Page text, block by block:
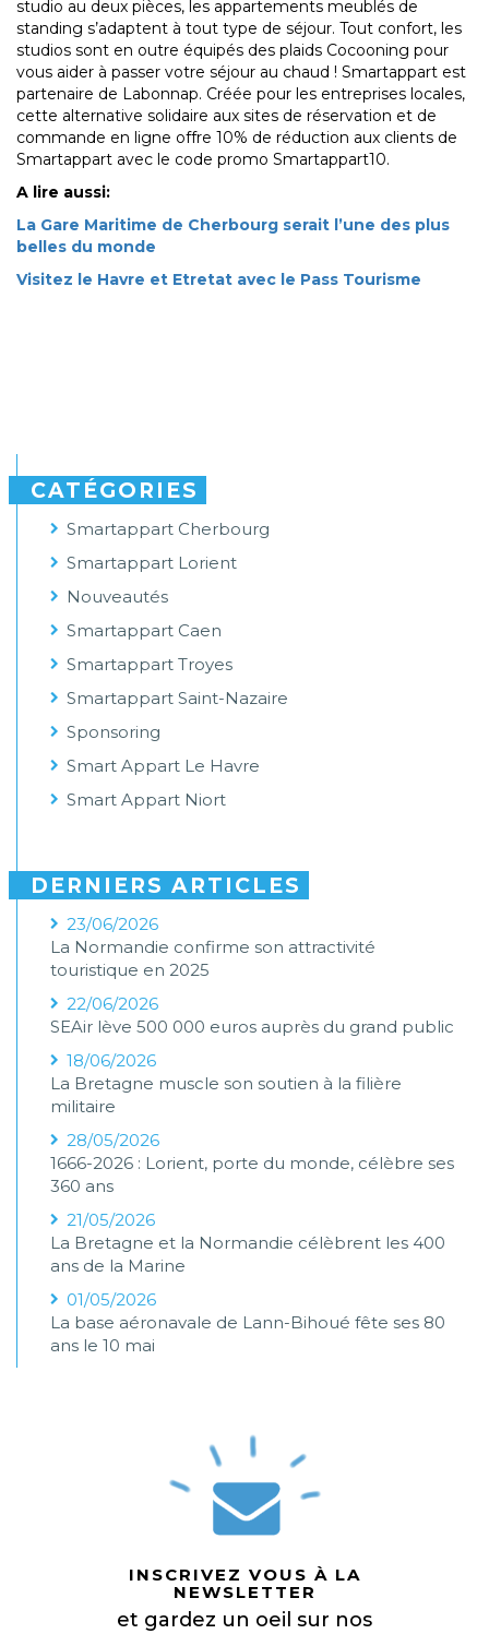
studio au deux pièces, les appartements meublés de
standing s’adaptent à tout type de séjour. Tout confort, les
studios sont en outre équipés des plaids Cocooning pour
vous aider à passer votre séjour au chaud ! Smartappart est
partenaire de Labonnap. Créée pour les entreprises locales,
cette alternative solidaire aux sites de réservation et de
commande en ligne offre 10% de réduction aux clients de
Smartappart avec le code promo Smartappart10.
A lire aussi:
La Gare Maritime de Cherbourg serait l’une des plus
belles du monde
Visitez le Havre et Etretat avec le Pass Tourisme
CATÉGORIES
Smartappart Cherbourg
Smartappart Lorient
Nouveautés
Smartappart Caen
Smartappart Troyes
Smartappart Saint-Nazaire
Sponsoring
Smart Appart Le Havre
Smart Appart Niort
DERNIERS ARTICLES
23/06/2026
La Normandie confirme son attractivité
touristique en 2025
22/06/2026
SEAir lève 500 000 euros auprès du grand public
18/06/2026
La Bretagne muscle son soutien à la filière
militaire
28/05/2026
1666-2026 : Lorient, porte du monde, célèbre ses
360 ans
21/05/2026
La Bretagne et la Normandie célèbrent les 400
ans de la Marine
01/05/2026
La base aéronavale de Lann-Bihoué fête ses 80
ans le 10 mai
INSCRIVEZ VOUS À LA
NEWSLETTER
et gardez un oeil sur nos